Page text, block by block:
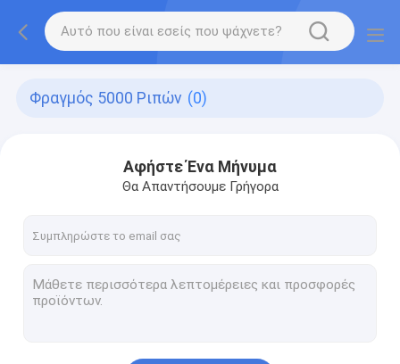
Φραγμός 5000 Ριπών (0)
Αφήστε Ένα Μήνυμα
Θα Απαντήσουμε Γρήγορα